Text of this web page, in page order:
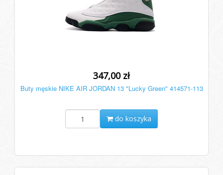
347,00 zł
Buty męskie NIKE AIR JORDAN 13 "Lucky Green" 414571-113
do koszyka